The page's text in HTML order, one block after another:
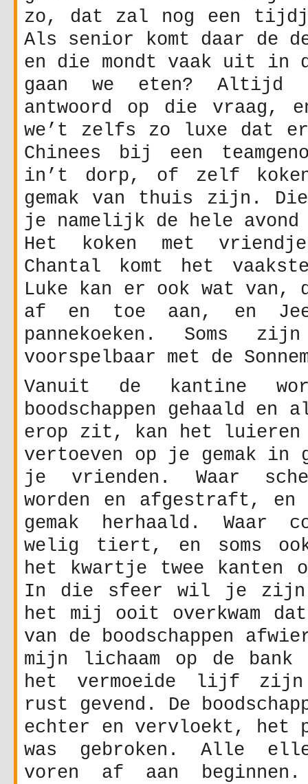
zo, dat zal nog een
Als senior komt daar de
en die mondt vaak uit in
gaan we eten? Altijd
antwoord op die vraag,
we’t zelfs zo luxe dat
Chinees bij een
in’t dorp, of zelf koken
gemak van thuis zijn.
je namelijk de hele
Het koken met
Chantal komt het
Luke kan er ook wat van,
af en toe aan, en
pannekoeken. Soms
voorspelbaar met de
Vanuit de kantine
boodschappen gehaald en
erop zit, kan het luieren
vertoeven op je gemak in
je vrienden. Waar
worden en afgestraft, en
gemak herhaald. Waar
welig tiert, en soms
het kwartje twee kanten
In die sfeer wil je zijn.
het mij ooit overkwam
van de boodschappen
mijn lichaam op de bank
het vermoeide lijf zijn
rust gevend. De
echter en vervloekt, het
was gebroken. Alle
voren af aan